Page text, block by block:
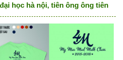
học hà nội, tiên ông ông tiên